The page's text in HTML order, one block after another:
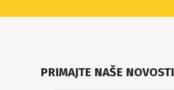
PRIMAJTE NAŠE NOVOSTI